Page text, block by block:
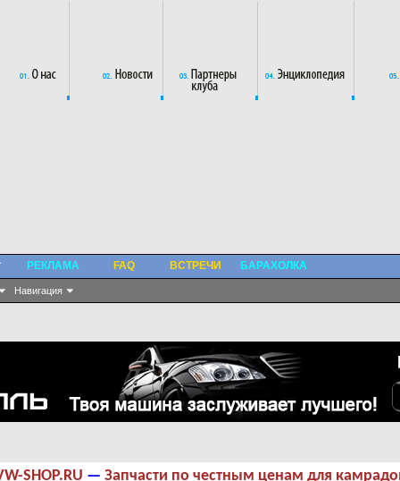
Навигация
РЕКЛАМА FAQ ВСТРЕЧИ БАРАХОЛКА
SHOP.RU — Запчасти по честным ценам для